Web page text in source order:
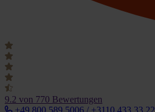
9.2 von 770 Bewertungen
+49 800 589 5006 / +3110 433 33 22